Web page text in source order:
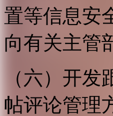
置等信息安
向有关主管
（六）开
帖评论管理